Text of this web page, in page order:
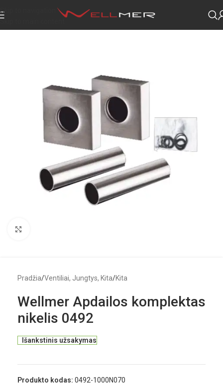
Skip to navigation
Pradžia/Ventiliai, Jungtys, Kita/Kita
Wellmer Apdailos komplektas
nikelis 0492
Išankstinis užsakymas
Produkto kodas: 0492-1000N070